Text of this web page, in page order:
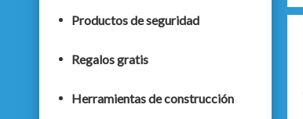
Productos de seguridad
Regalos gratis
Herramientas de construcción